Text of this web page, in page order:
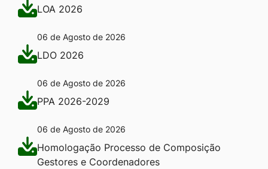
LOA 2026
06 de Agosto de 2026
LDO 2026
06 de Agosto de 2026
PPA 2026-2029
06 de Agosto de 2026
Homologação Processo de Composição
Gestores e Coordenadores